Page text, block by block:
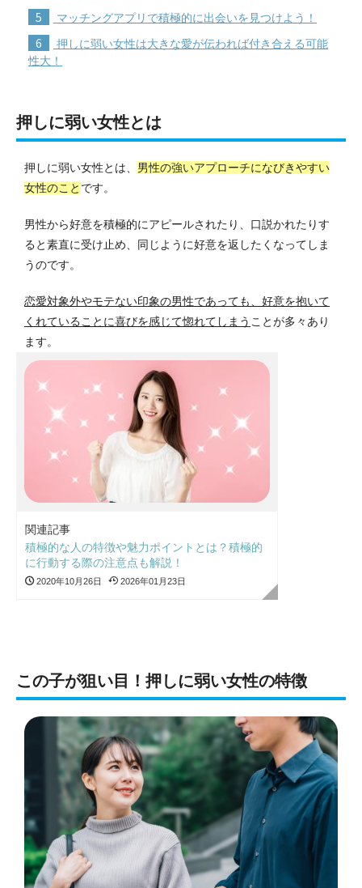
5 マッチングアプリで積極的に出会いを見つけよう！
6
押しに弱い女性は大きな愛が伝われば付き合える可能
性大！
押しに弱い女性とは
押しに弱い女性とは、 男性の強いアプローチになびきやすい
女性のこと です。
男性から好意を積極的にアピールされたり、口説かれたりす
ると素直に受け止め、同じように好意を返したくなってしま
うのです。
恋愛対象外やモテない印象の男性であっても、好意を抱いて
くれていることに喜びを感じて惚れてしまう ことが多々あり
ます。
関連記事
積極的な人の特徴や魅力ポイントとは？積極的
に行動する際の注意点も解説！
2020年10月26日 2026年01月23日
この子が狙い目！押しに弱い女性の特徴